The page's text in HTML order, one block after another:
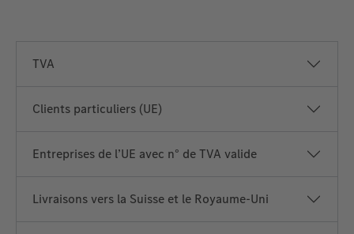
TVA
Clients particuliers (UE)
Entreprises de l’UE avec n° de TVA valide
Livraisons vers la Suisse et le Royaume‑Uni